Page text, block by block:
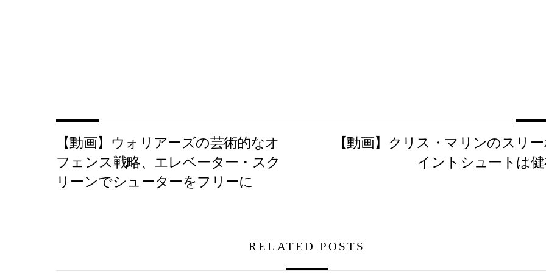
【動画】ウォリアーズの芸術的なオ
フェンス戦略、エレベーター・スク
リーンでシューターをフリーに
【動画】クリス・マリンのスリ
イントシュートは
RELATED POSTS